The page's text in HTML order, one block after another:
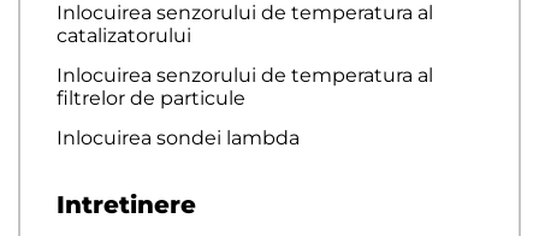
Inlocuirea senzorului de temperatura al
catalizatorului
Inlocuirea senzorului de temperatura al
filtrelor de particule
Inlocuirea sondei lambda
Intretinere